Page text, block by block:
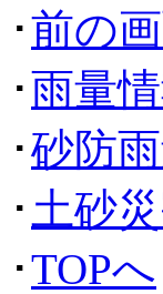
･前の
･雨量
･砂防
･ 土砂
･TOPへ